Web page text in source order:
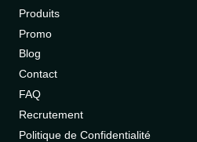
Produits
Promo
Blog
Contact
FAQ
Recrutement
Politique de Confidentialité